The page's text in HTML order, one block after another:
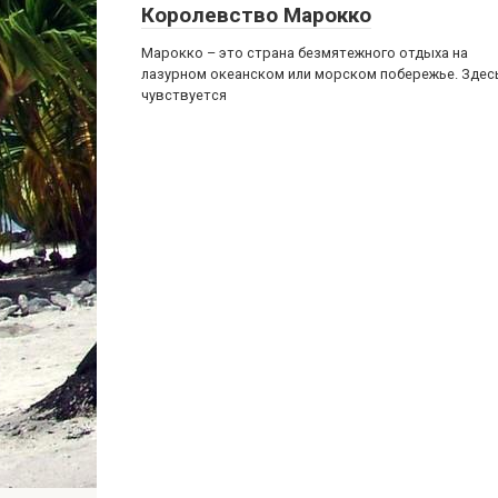
Королевство Марокко
Марокко – это страна безмятежного отдыха на
лазурном океанском или морском побережье.
чувствуется